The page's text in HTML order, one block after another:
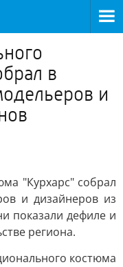
в
и
"Курхарс" собрал
и дизайнеров из
показали дефиле и
региона.
костюма